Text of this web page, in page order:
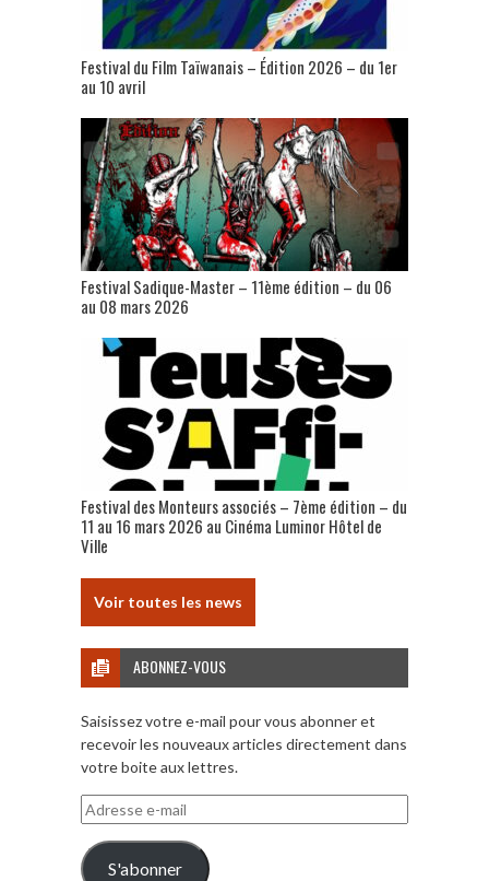
Festival du Film Taïwanais – Édition 2026 – du 1er
au 10 avril
Festival Sadique-Master – 11ème édition – du 06
au 08 mars 2026
Festival des Monteurs associés – 7ème édition – du
11 au 16 mars 2026 au Cinéma Luminor Hôtel de
Ville
Voir toutes les news
ABONNEZ-VOUS
Saisissez votre e-mail pour vous abonner et
recevoir les nouveaux articles directement dans
votre boite aux lettres.
Adresse
e-
mail
S'abonner